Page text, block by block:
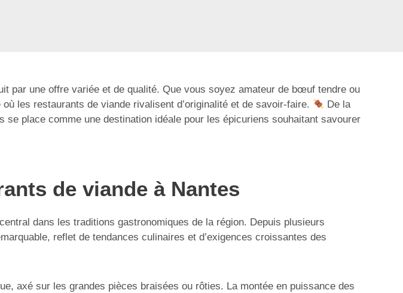
par une offre variée et de qualité. Que vous soyez amateur de bœuf tendre ou
les restaurants de viande rivalisent d’originalité et de savoir-faire.
De la
place comme une destination idéale pour les épicuriens souhaitant savourer
de viande à Nantes
dans les traditions gastronomiques de la région. Depuis plusieurs
reflet de tendances culinaires et d’exigences croissantes des
axé sur les grandes pièces braisées ou rôties. La montée en puissance des